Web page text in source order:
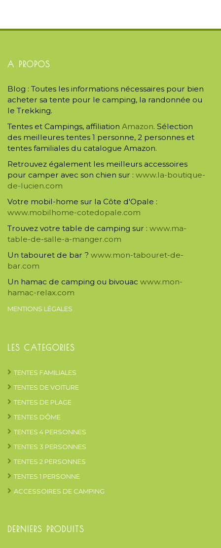
A PROPOS
Blog : Toutes les informations nécessaires pour bien
acheter sa tente pour le camping, la randonnée ou
le Trekking.
Tentes et Campings, affiliation Amazon. Sélection
des meilleures tentes 1 personne, 2 personnes et
tentes familiales du catalogue Amazon.
Retrouvez également les meilleurs accessoires
pour camper avec son chien sur : www.la-boutique-
de-lucien.com
Votre mobil-home sur la Côte d'Opale :
www.mobilhome-cotedopale.com
Trouvez votre table de camping sur : www.ma-
table-de-salle-a-manger.com
Un tabouret de bar ? www.mon-tabouret-de-
bar.com
Un hamac de camping ou bivouac www.mon-
hamac-relax.com
MENTIONS LÉGALES
LES CATEGORIES
TENTES FAMILIALES
TENTES DE VOITURE
TENTES DE PLAGE
TENTES DÔME
TENTES 4 PERSONNES
TENTES 3 PERSONNES
TENTES 2 PERSONNES
TENTES 1 PERSONNE
ACCESSOIRES DE CAMPING
DERNIERS PRODUITS